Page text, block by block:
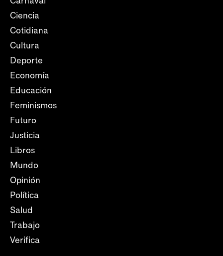
Ciencia
Cotidiana
Cultura
Deporte
Economía
Educación
Feminismos
Futuro
Justicia
Libros
Mundo
Opinión
Política
Salud
Trabajo
Verifica